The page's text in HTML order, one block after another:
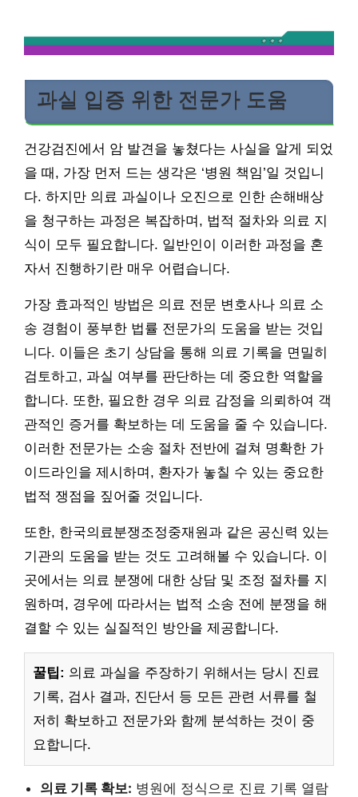
과실 입증 위한 전문가 도움
건강검진에서 암 발견을 놓쳤다는 사실을 알게 되었
을 때, 가장 먼저 드는 생각은 ‘병원 책임’일 것입니
다. 하지만 의료 과실이나 오진으로 인한 손해배상
을 청구하는 과정은 복잡하며, 법적 절차와 의료 지
식이 모두 필요합니다. 일반인이 이러한 과정을 혼
자서 진행하기란 매우 어렵습니다.
가장 효과적인 방법은 의료 전문 변호사나 의료 소
송 경험이 풍부한 법률 전문가의 도움을 받는 것입
니다. 이들은 초기 상담을 통해 의료 기록을 면밀히
검토하고, 과실 여부를 판단하는 데 중요한 역할을
합니다. 또한, 필요한 경우 의료 감정을 의뢰하여 객
관적인 증거를 확보하는 데 도움을 줄 수 있습니다.
이러한 전문가는 소송 절차 전반에 걸쳐 명확한 가
이드라인을 제시하며, 환자가 놓칠 수 있는 중요한
법적 쟁점을 짚어줄 것입니다.
또한, 한국의료분쟁조정중재원과 같은 공신력 있는
기관의 도움을 받는 것도 고려해볼 수 있습니다. 이
곳에서는 의료 분쟁에 대한 상담 및 조정 절차를 지
원하며, 경우에 따라서는 법적 소송 전에 분쟁을 해
결할 수 있는 실질적인 방안을 제공합니다.
꿀팁: 의료 과실을 주장하기 위해서는 당시 진료
기록, 검사 결과, 진단서 등 모든 관련 서류를 철
저히 확보하고 전문가와 함께 분석하는 것이 중
요합니다.
의료 기록 확보: 병원에 정식으로 진료 기록 열람